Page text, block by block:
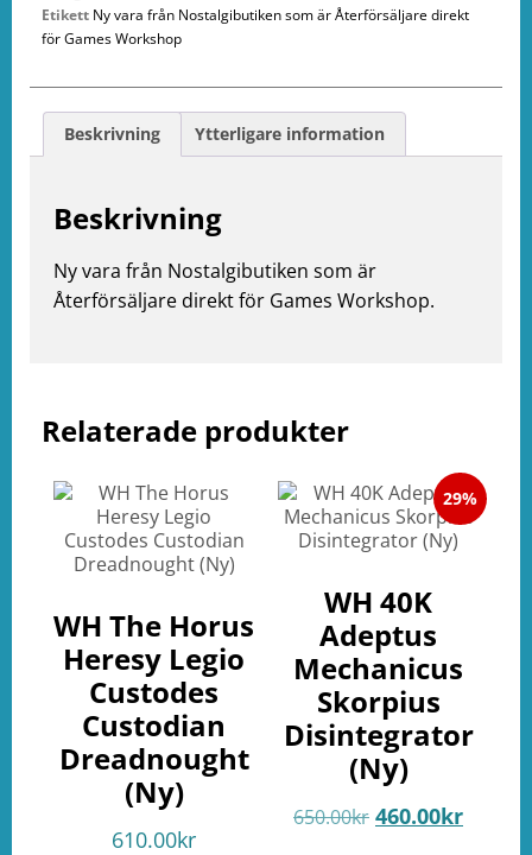
Relaterade produkter
WH The Horus
Heresy Legio
Custodes
Custodian
Dreadnought
(Ny)
610.00kr
29%
WH 40K
Adeptus
Mechanicus
Skorpius
Disintegrator
(Ny)
650.00kr 460.00kr
Etikett Ny vara från Nostalgibutiken som är Återförsäljare direkt
för Games Workshop
Beskrivning Ytterligare information
Beskrivning
Ny vara från Nostalgibutiken som är
Återförsäljare direkt för Games Workshop.